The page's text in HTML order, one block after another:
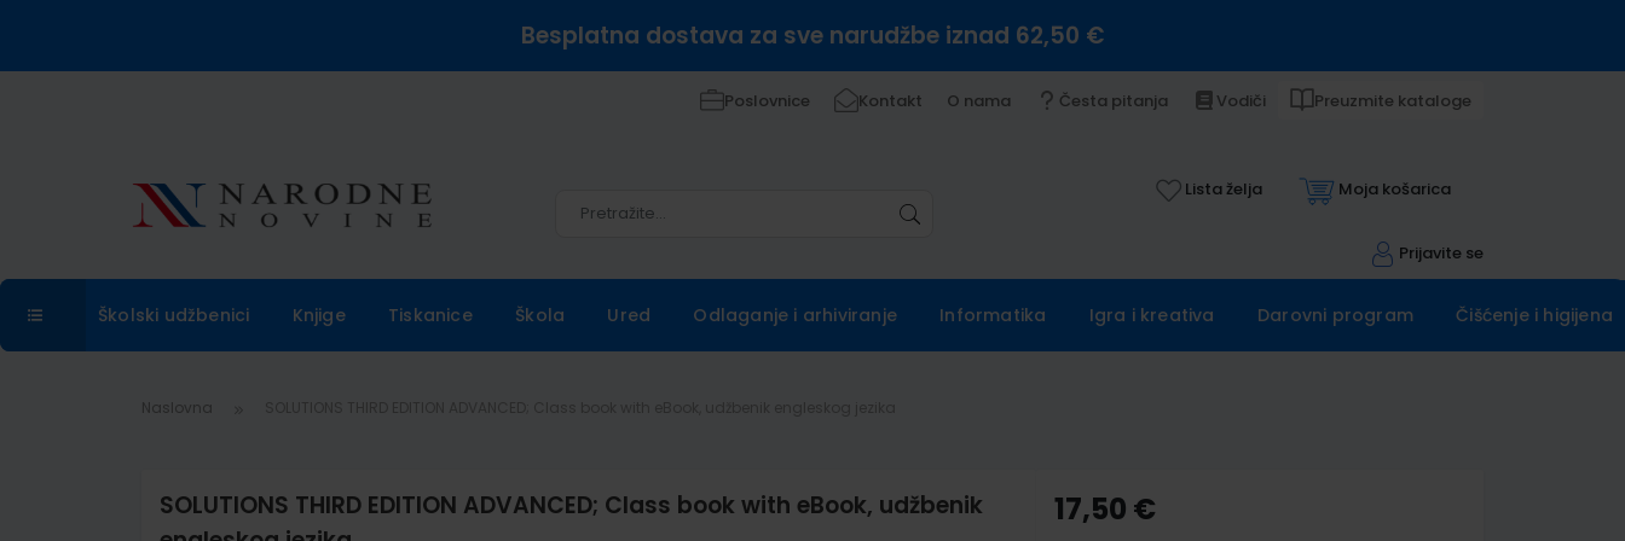
Besplatna dostava za sve narudžbe iznad 62,50 €
Poslovnice Kontakt O nama Česta pitanja Vodiči Preuzmite kataloge
Lista želja Moja košarica
Prijavite se
Školski udžbenici Knjige Tiskanice Škola Ured Odlaganje i arhiviranje Informatika Igra i kreativa Darovni program Čišćenje i higijena
Naslovna
SOLUTIONS THIRD EDITION ADVANCED; Class book with eBook, udžbenik
17,50 €